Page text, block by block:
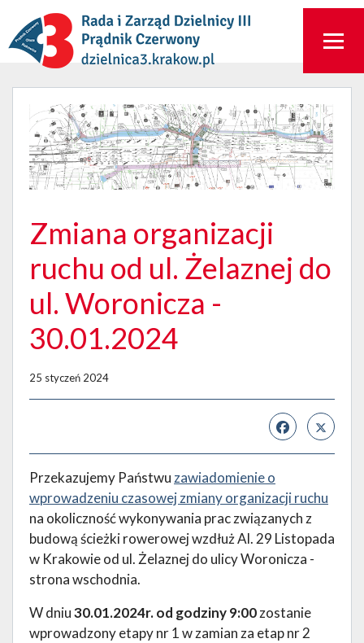
Zmiana organizacji
ruchu od ul. Żelaznej do
ul. Woronicza -
30.01.2024
25 styczeń 2024
Przekazujemy Państwuzawiadomienie o
wprowadzeniu czasowej zmiany organizacji ruchu
na okoliczność wykonywania prac związanych z
budową ścieżki rowerowej wzdłuż Al. 29 Listopada
w Krakowie od ul. Żelaznej do ulicy Woronicza -
strona wschodnia.
W dniu30.01.2024r. od godziny 9:00zostanie
wprowadzony etapy nr 1 w zamian za etap nr 2